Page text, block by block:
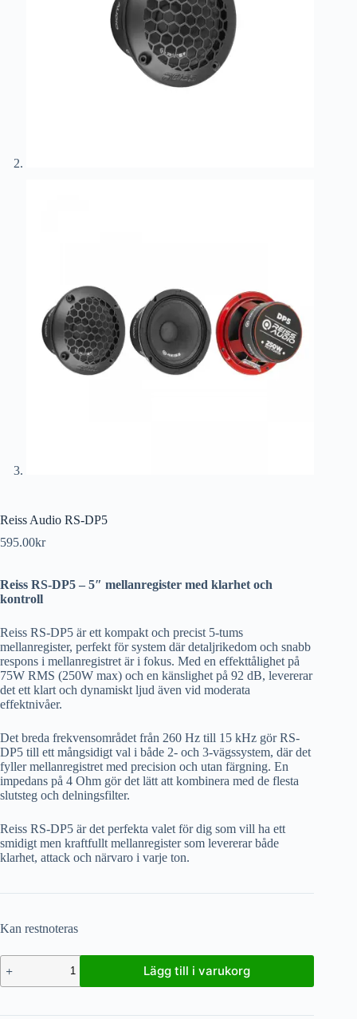
Reiss Audio RS-DP5
595.00kr
Reiss RS-DP5 – 5″ mellanregister med klarhet och
kontroll
Reiss RS-DP5 är ett kompakt och precist 5-tums
mellanregister, perfekt för system där detaljrikedom och snabb
respons i mellanregistret är i fokus. Med en effekttålighet på
75W RMS (250W max) och en känslighet på 92 dB, levererar
det ett klart och dynamiskt ljud även vid moderata
effektnivåer.
Det breda frekvensområdet från 260 Hz till 15 kHz gör RS-
DP5 till ett mångsidigt val i både 2- och 3-vägssystem, där det
fyller mellanregistret med precision och utan färgning. En
impedans på 4 Ohm gör det lätt att kombinera med de flesta
slutsteg och delningsfilter.
Reiss RS-DP5 är det perfekta valet för dig som vill ha ett
smidigt men kraftfullt mellanregister som levererar både
klarhet, attack och närvaro i varje ton.
Kan restnoteras
Lägg till i varukorg